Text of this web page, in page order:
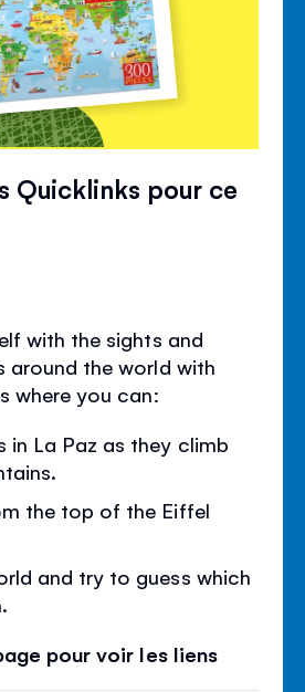
Quicklinks pour ce
with the sights and
around the world with
where you can:
in La Paz as they climb
the top of the Eiffel
and try to guess which
pour voir les liens